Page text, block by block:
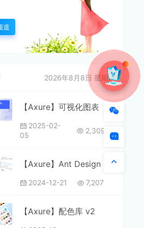
道
2026年8月8日 星期六
【Axure】可视化图表
2025-02-
05
2,309
【Axure】Ant Design 5.0 元件库
2024-12-21 7,207
【Axure】配色库 v2